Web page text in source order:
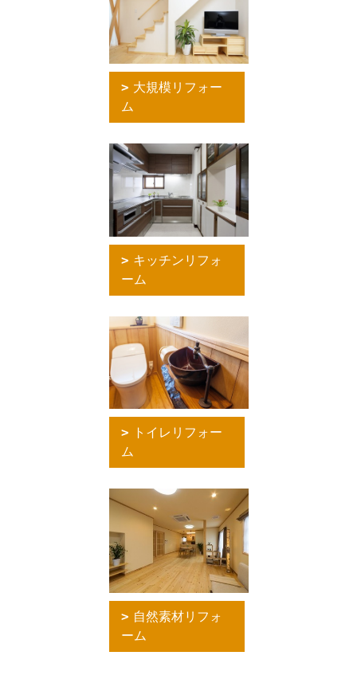
大規模リフォー
ム
キッチンリフォ
ーム
トイレリフォー
ム
自然素材リフォ
ーム